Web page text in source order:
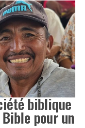
biblique
pour un